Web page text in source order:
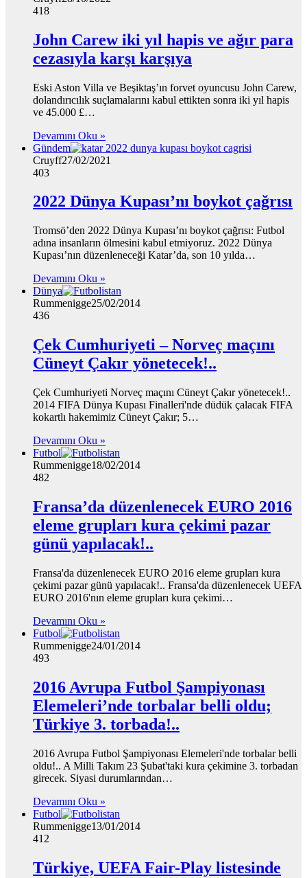
418
John Carew iki yıl hapis ve ağır para
cezasıyla karşı karşıya
Eski Aston Villa ve Beşiktaş’ın forvet oyuncusu John Carew,
dolandırıcılık suçlamalarını kabul ettikten sonra iki yıl hapis
ve 45.000 £…
Devamını Oku »
Gündem
Cruyff27/02/2021
403
2022 Dünya Kupası’nı boykot çağrısı
Tromsö’den 2022 Dünya Kupası’nı boykot çağrısı: Futbol
adına insanların ölmesini kabul etmiyoruz. 2022 Dünya
Kupası’nın düzenleneceği Katar’da, son 10 yılda…
Devamını Oku »
Dünya
Rummenigge25/02/2014
436
Çek Cumhuriyeti – Norveç maçını
Cüneyt Çakır yönetecek!..
Çek Cumhuriyeti Norveç maçını Cüneyt Çakır yönetecek!..
2014 FIFA Dünya Kupası Finalleri'nde düdük çalacak FIFA
kokartlı hakemimiz Cüneyt Çakır; 5…
Devamını Oku »
Futbol
Rummenigge18/02/2014
482
Fransa’da düzenlenecek EURO 2016
eleme grupları kura çekimi pazar
günü yapılacak!..
Fransa'da düzenlenecek EURO 2016 eleme grupları kura
çekimi pazar günü yapılacak!.. Fransa'da düzenlenecek UEFA
EURO 2016'nın eleme grupları kura çekimi…
Devamını Oku »
Futbol
Rummenigge24/01/2014
493
2016 Avrupa Futbol Şampiyonası
Elemeleri’nde torbalar belli oldu;
Türkiye 3. torbada!..
2016 Avrupa Futbol Şampiyonası Elemeleri'nde torbalar belli
oldu!.. A Milli Takım 23 Şubat'taki kura çekimine 3. torbadan
girecek. Siyasi durumlarından…
Devamını Oku »
Futbol
Rummenigge13/01/2014
412
Türkiye, UEFA Fair-Play listesinde